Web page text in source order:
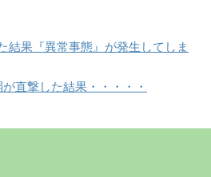
結果『異常事態』が発生してしま
直撃した結果・・・・・